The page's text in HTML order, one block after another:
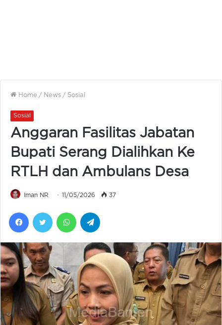
Home / News / Sosial
Sosial
Anggaran Fasilitas Jabatan
Bupati Serang Dialihkan Ke
RTLH dan Ambulans Desa
Iman NR 11/05/2026 37
FacebookTwitter WhatsApp